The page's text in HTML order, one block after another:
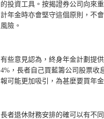
的投資工具。按揭證券公司向來
計年金時亦會堅守這個原則，不
風險。
有些意見認為，終身年金計劃提
4%，長者自己買藍籌公司股票收
報可能更加吸引，為甚麼要買年金
長者退休財務安排的確可以有不